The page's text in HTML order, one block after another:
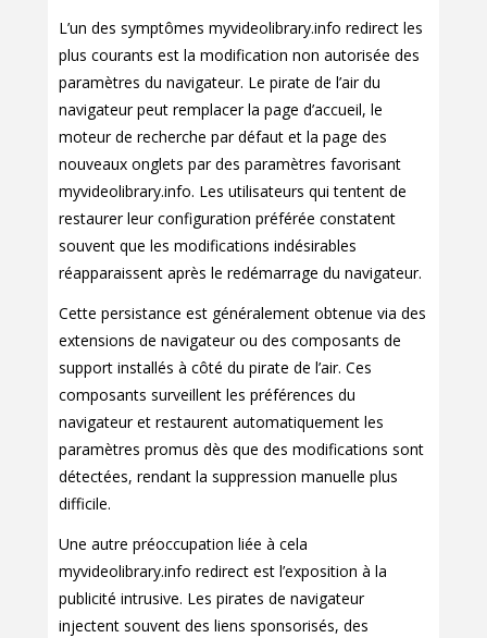
L’un des symptômes myvideolibrary.info redirect les
plus courants est la modification non autorisée des
paramètres du navigateur. Le pirate de l’air du
navigateur peut remplacer la page d’accueil, le
moteur de recherche par défaut et la page des
nouveaux onglets par des paramètres favorisant
myvideolibrary.info. Les utilisateurs qui tentent de
restaurer leur configuration préférée constatent
souvent que les modifications indésirables
réapparaissent après le redémarrage du navigateur.
Cette persistance est généralement obtenue via des
extensions de navigateur ou des composants de
support installés à côté du pirate de l’air. Ces
composants surveillent les préférences du
navigateur et restaurent automatiquement les
paramètres promus dès que des modifications sont
détectées, rendant la suppression manuelle plus
difficile.
Une autre préoccupation liée à cela
myvideolibrary.info redirect est l’exposition à la
publicité intrusive. Les pirates de navigateur
injectent souvent des liens sponsorisés, des